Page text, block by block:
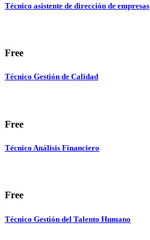
Técnico asistente de dirección de empresas
Free
Técnico Gestión de Calidad
Free
Técnico Análisis Financiero
Free
Técnico Gestión del Talento Humano